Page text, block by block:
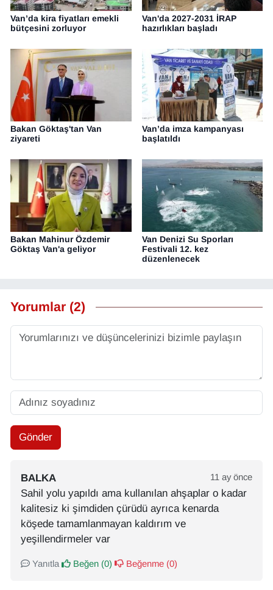
Van’da kira fiyatları emekli
bütçesini zorluyor
Van'da 2027-2031 İRAP
hazırlıkları başladı
Bakan Göktaş'tan Van
ziyareti
Van’da imza kampanyası
başlatıldı
Bakan Mahinur Özdemir
Göktaş Van'a geliyor
Van Denizi Su Sporları
Festivali 12. kez
düzenlenecek
Yorumlar (2)
Gönder
BALKA 11 ay önce
Sahil yolu yapıldı ama kullanılan ahşaplar o kadar
kalitesiz ki şimdiden çürüdü ayrıca kenarda
köşede tamamlanmayan kaldırım ve
yeşillendirmeler var
Yanıtla Beğen (0) Beğenme (0)